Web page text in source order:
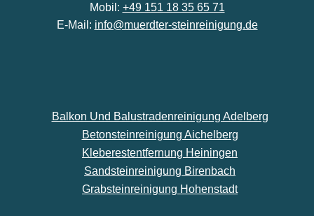
Mobil: +49 151 18 35 65 71
E-Mail: info@muerdter-steinreinigung.de
Balkon Und Balustradenreinigung Adelberg
Betonsteinreinigung Aichelberg
Kleberestentfernung Heiningen
Sandsteinreinigung Birenbach
Grabsteinreinigung Hohenstadt